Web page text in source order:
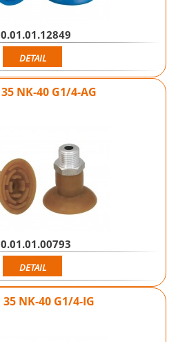
DETAIL
NK-40 G1/4-AG
DETAIL
35 NK-40 G1/4-IG